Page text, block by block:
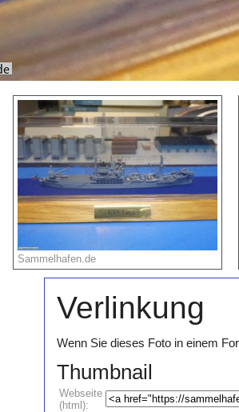
Sammelhafen.de
Verlinkung
Wenn Sie dieses Foto in einem
Thumbnail
Webseite
(html):